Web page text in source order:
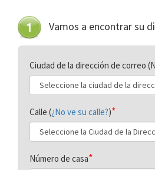
Vamos a encontrar su
Ciudad de la dirección de correo
Calle (¿No ve su calle?)
Número de casa